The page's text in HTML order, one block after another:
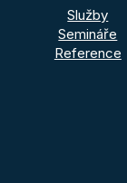
Služby
Semináře
Reference